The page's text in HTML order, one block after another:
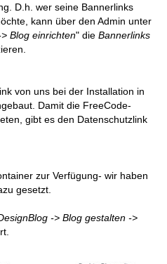
D.h. wer seine Bannerlinks
kann über den Admin unter
Blog einrichten" die Bannerlinks
von uns bei der Installation in
Damit die FreeCode-
gibt es den Datenschutzlink
zur Verfügung- wir haben
gesetzt.
-> Blog gestalten ->